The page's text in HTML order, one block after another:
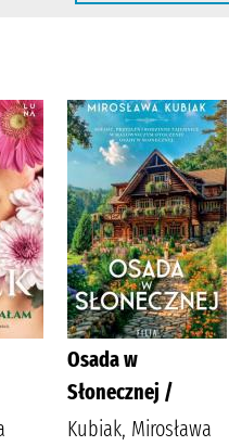
Osada w
Słonecznej /
Kubiak, Mirosława